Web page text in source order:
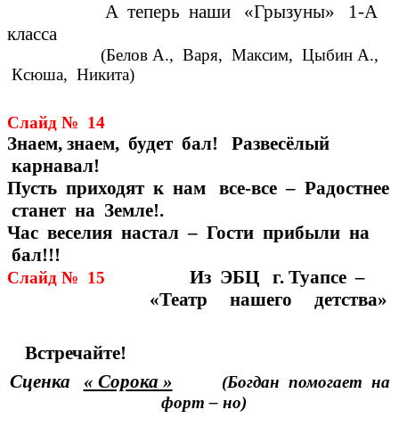
А теперь наши «Грызуны» 1-А
класса
(Белов А., Варя, Максим, Цыбин А.,
Ксюша, Никита)
Слайд № 14
Знаем, знаем, будет бал! Развесёлый
карнавал!
Пусть приходят к нам все-все – Радостнее
станет на Земле!.
Час веселия настал – Гости прибыли на
бал!!!
Слайд № 15 Из ЭБЦ г. Туапсе–
«Театр нашего детства»
Встречайте!
Сценка « Сорока » (Богдан помогает на
форт – но)